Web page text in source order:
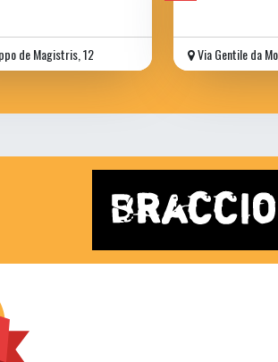
de Magistris, 12 Via Gentile da